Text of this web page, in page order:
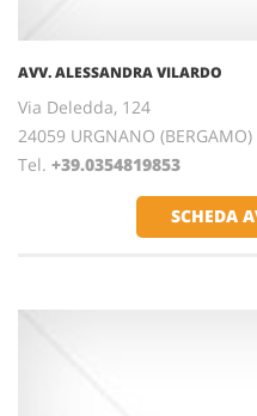
AVV. ALESSANDRA VILARDO
Via Deledda, 124
24059 URGNANO
Tel. +39.0354819853
SCHEDA